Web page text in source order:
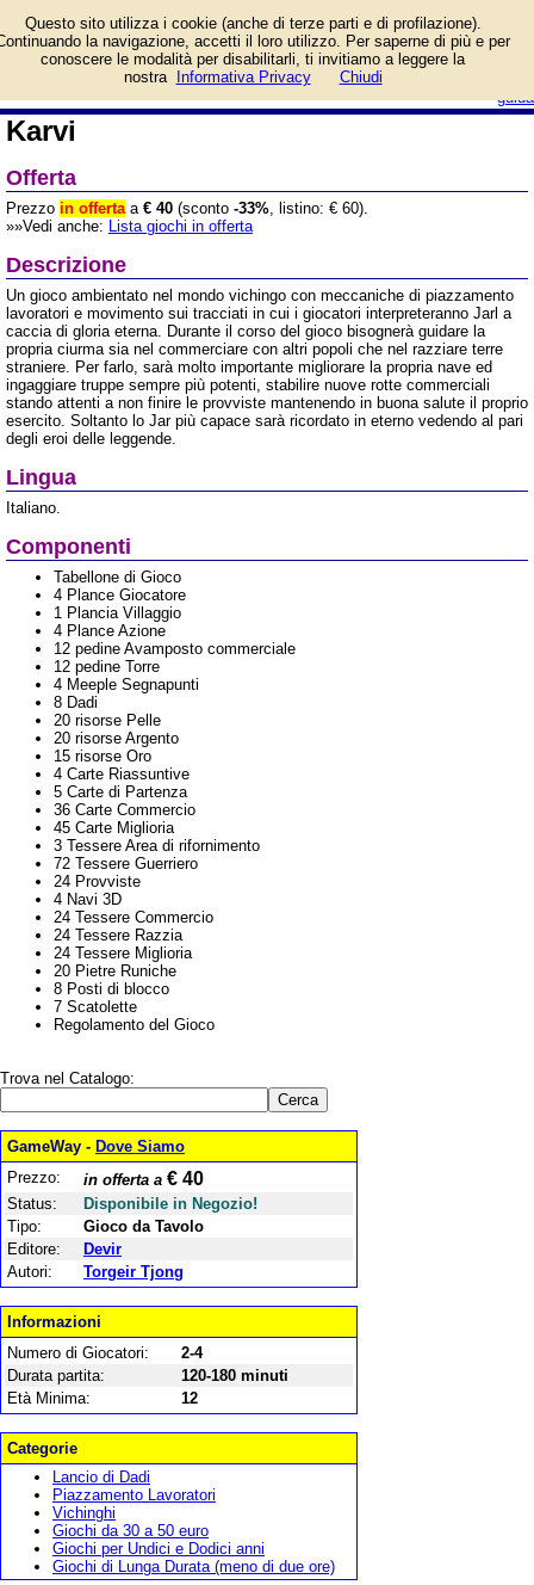
guida
prezzo di vendita.
Prodotto da Devir
Karvi
Offerta
Prezzo in offertaa € 40 (sconto -33%, listino: € 60).
»»Vedi anche: Lista giochi in offerta
Descrizione
Un gioco ambientato nel mondo vichingo con meccaniche di piazzamento
lavoratori e movimento sui tracciati in cui i giocatori interpreteranno Jarl a
caccia di gloria eterna. Durante il corso del gioco bisognerà guidare la
propria ciurma sia nel commerciare con altri popoli che nel razziare terre
straniere. Per farlo, sarà molto importante migliorare la propria nave ed
ingaggiare truppe sempre più potenti, stabilire nuove rotte commerciali
stando attenti a non finire le provviste mantenendo in buona salute il proprio
esercito. Soltanto lo Jar più capace sarà ricordato in eterno vedendo al pari
degli eroi delle leggende.
Lingua
Italiano.
Componenti
Tabellone di Gioco
4 Plance Giocatore
1 Plancia Villaggio
4 Plance Azione
12 pedine Avamposto commerciale
12 pedine Torre
4 Meeple Segnapunti
8 Dadi
20 risorse Pelle
20 risorse Argento
15 risorse Oro
4 Carte Riassuntive
5 Carte di Partenza
36 Carte Commercio
45 Carte Miglioria
3 Tessere Area di rifornimento
72 Tessere Guerriero
24 Provviste
4 Navi 3D
24 Tessere Commercio
24 Tessere Razzia
24 Tessere Miglioria
20 Pietre Runiche
8 Posti di blocco
7 Scatolette
Regolamento del Gioco
Trova nel Catalogo:
GameWay - Dove Siamo
Prezzo:
in offerta a € 40
Status:
Disponibile in Negozio!
Tipo:
Gioco da Tavolo
Editore:
Devir
Autori:
Torgeir Tjong
Informazioni
Numero di Giocatori:
2-4
Durata partita:
120-180 minuti
Età Minima:
12
Categorie
Lancio di Dadi
Piazzamento Lavoratori
Vichinghi
Giochi da 30 a 50 euro
Giochi per Undici e Dodici anni
Giochi di Lunga Durata (meno di due ore)
Questo sito utilizza i cookie (anche di terze parti e di profilazione).
la navigazione, accetti il loro utilizzo. Per saperne di più e per
conoscere le modalità per disabilitarli, ti invitiamo a leggere la
nostra
Informativa Privacy Chiudi